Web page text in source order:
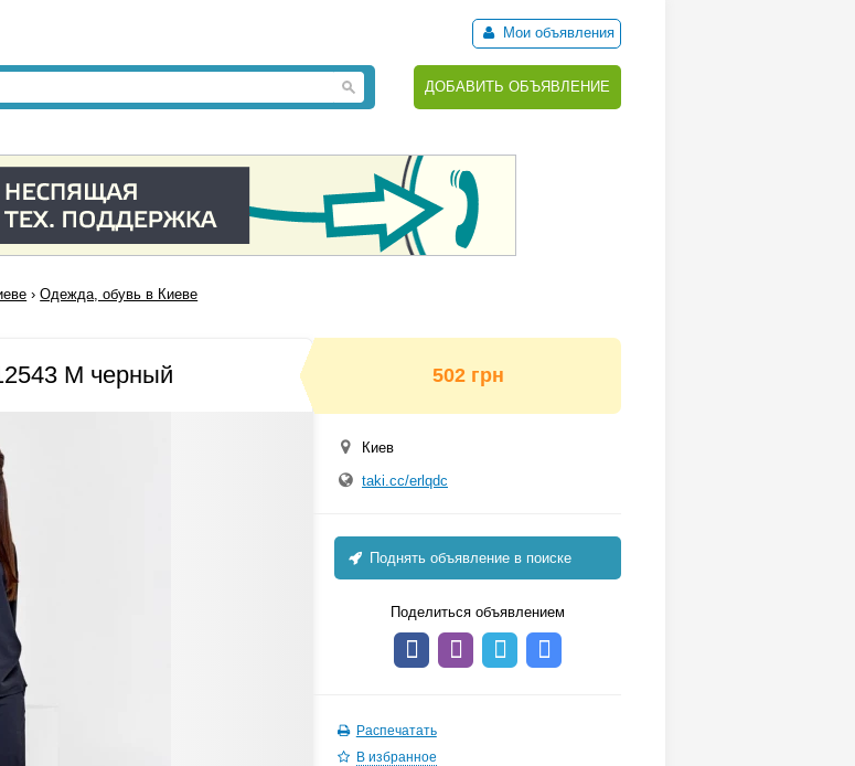
Мои объявления
ДОБАВИТЬ ОБЪЯВЛЕНИЕ
›Одежда, обувь в Киеве
M черный 502 грн
Киев
taki.cc/erlqdc
Поднять объявление в поиске
Поделиться объявлением
Распечатать
В избранное